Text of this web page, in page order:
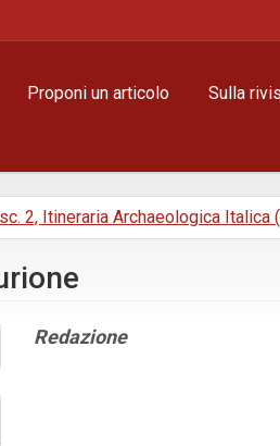
Proponi un articolo Sulla
2, Itineraria Archaeologica Italica
Contenuto
Redazione